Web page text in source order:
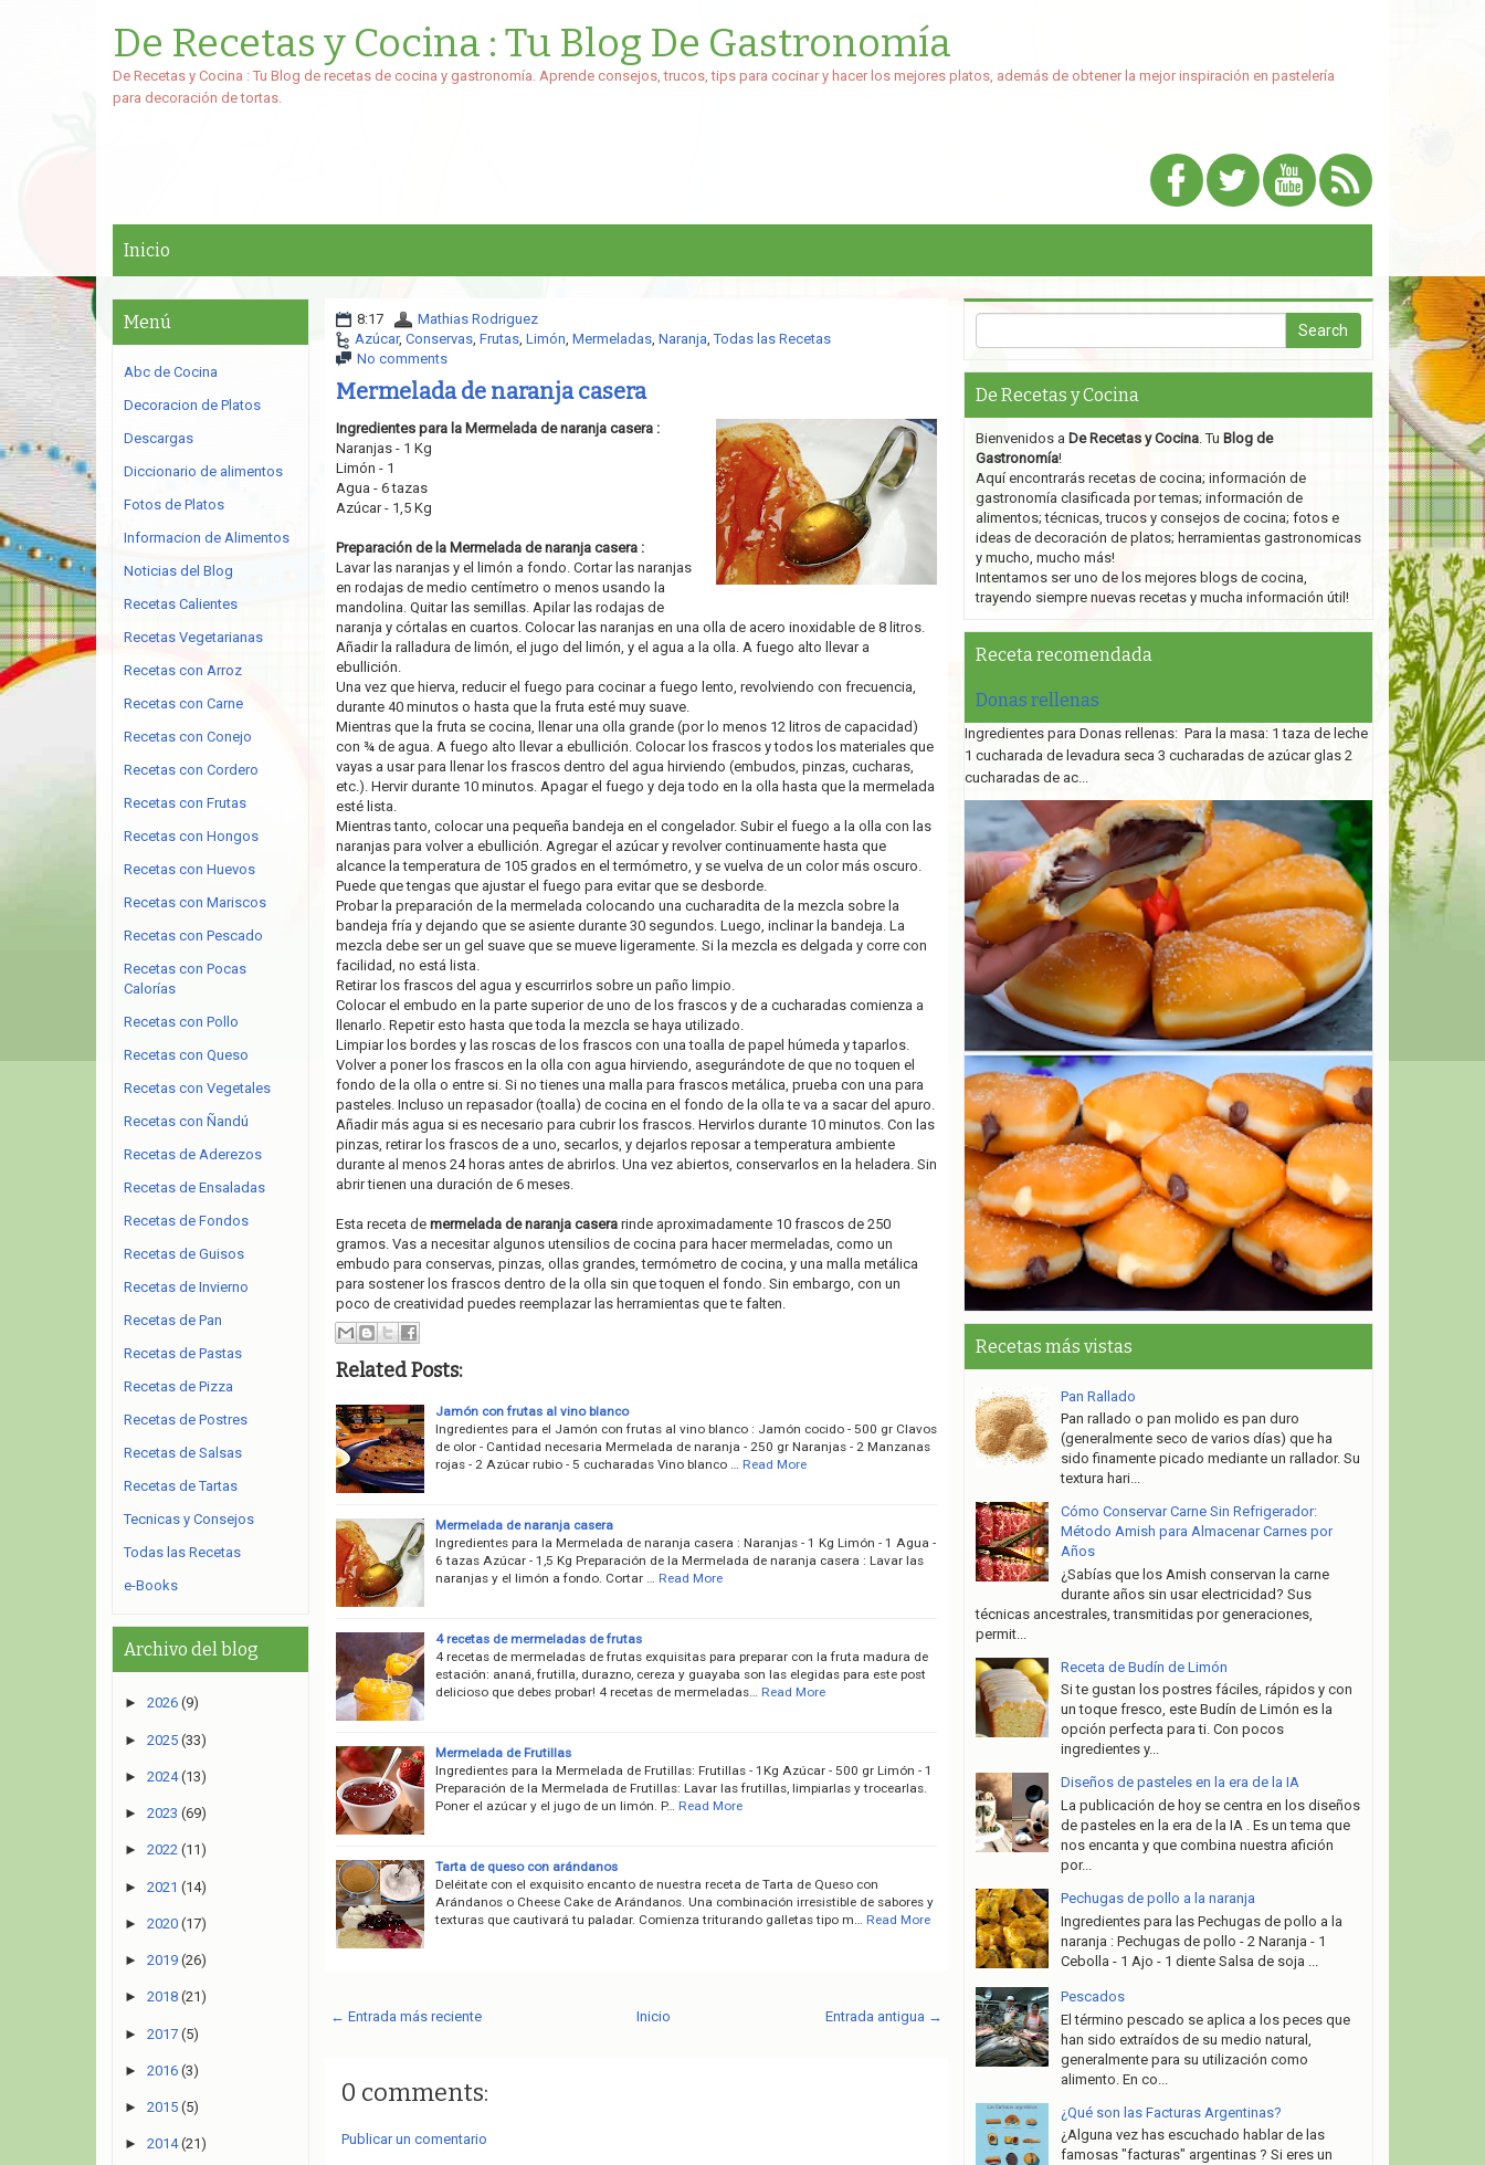
De Recetas y Cocina : Tu Blog De Gastronomía
De Recetas y Cocina : Tu Blog de recetas de cocina y gastronomía. Aprende consejos, trucos, tips para cocinar y hacer los mejores platos, además de obtener la mejor inspiración en pastelería
para decoración de tortas.
Inicio
8:17
Mathias Rodriguez
Azúcar, Conservas, Frutas, Limón, Mermeladas, Naranja,Todas las Recetas
No comments
Mermelada de naranja casera
Ingredientes para la Mermelada de naranja casera :
Naranjas - 1 Kg
Limón - 1
Agua - 6 tazas
Azúcar - 1,5 Kg
Preparación de la Mermelada de naranja casera :
Lavar las naranjas y el limón a fondo. Cortar las naranjas
en rodajas de medio centímetro o menos usando la
mandolina. Quitar las semillas. Apilar las rodajas de
naranja y córtalas en cuartos. Colocar las naranjas en una olla de acero inoxidable de 8 litros.
Añadir la ralladura de limón, el jugo del limón, y el agua a la olla. A fuego alto llevar a
ebullición.
Una vez que hierva, reducir el fuego para cocinar a fuego lento, revolviendo con frecuencia,
durante 40 minutos o hasta que la fruta esté muy suave.
Mientras que la fruta se cocina, llenar una olla grande (por lo menos 12 litros de capacidad)
con ¾ de agua. A fuego alto llevar a ebullición. Colocar los frascos y todos los materiales que
vayas a usar para llenar los frascos dentro del agua hirviendo (embudos, pinzas, cucharas,
etc.). Hervir durante 10 minutos. Apagar el fuego y deja todo en la olla hasta que la mermelada
esté lista.
Mientras tanto, colocar una pequeña bandeja en el congelador. Subir el fuego a la olla con las
naranjas para volver a ebullición. Agregar el azúcar y revolver continuamente hasta que
alcance la temperatura de 105 grados en el termómetro, y se vuelva de un color más oscuro.
Puede que tengas que ajustar el fuego para evitar que se desborde.
Probar la preparación de la mermelada colocando una cucharadita de la mezcla sobre la
bandeja fría y dejando que se asiente durante 30 segundos. Luego, inclinar la bandeja. La
mezcla debe ser un gel suave que se mueve ligeramente. Si la mezcla es delgada y corre con
facilidad, no está lista.
Retirar los frascos del agua y escurrirlos sobre un paño limpio.
Colocar el embudo en la parte superior de uno de los frascos y de a cucharadas comienza a
llenarlo. Repetir esto hasta que toda la mezcla se haya utilizado.
Limpiar los bordes y las roscas de los frascos con una toalla de papel húmeda y taparlos.
Volver a poner los frascos en la olla con agua hirviendo, asegurándote de que no toquen el
fondo de la olla o entre si. Si no tienes una malla para frascos metálica, prueba con una para
pasteles. Incluso un repasador (toalla) de cocina en el fondo de la olla te va a sacar del apuro.
Añadir más agua si es necesario para cubrir los frascos. Hervirlos durante 10 minutos. Con las
pinzas, retirar los frascos de a uno, secarlos, y dejarlos reposar a temperatura ambiente
durante al menos 24 horas antes de abrirlos. Una vez abiertos, conservarlos en la heladera. Sin
abrir tienen una duración de 6 meses.
Esta receta demermelada de naranja caserarinde aproximadamente 10 frascos de 250
gramos. Vas a necesitar algunos utensilios de cocina para hacer mermeladas, como un
embudo para conservas, pinzas, ollas grandes, termómetro de cocina, y una malla metálica
para sostener los frascos dentro de la olla sin que toquen el fondo. Sin embargo, con un
poco de creatividad puedes reemplazar las herramientas que te falten.
Related Posts:
Jamón con frutas al vino blanco
Ingredientes para el Jamón con frutas al vino blanco : Jamón cocido - 500 gr Clavos
de olor - Cantidad necesaria Mermelada de naranja - 250 gr Naranjas - 2 Manzanas
rojas - 2 Azúcar rubio - 5 cucharadas Vino blanco …
Read More
Mermelada de naranja casera
Ingredientes para la Mermelada de naranja casera : Naranjas - 1 Kg Limón - 1 Agua -
6 tazas Azúcar - 1,5 Kg Preparación de la Mermelada de naranja casera : Lavar las
naranjas y el limón a fondo. Cortar …
Read More
4 recetas de mermeladas de frutas
4 recetas de mermeladas de frutas exquisitas para preparar con la fruta madura de
estación: ananá, frutilla, durazno, cereza y guayaba son las elegidas para este post
delicioso que debes probar! 4 recetas de mermeladas…
Read More
Mermelada de Frutillas
Ingredientes para la Mermelada de Frutillas: Frutillas - 1Kg Azúcar - 500 gr Limón - 1
Preparación de la Mermelada de Frutillas: Lavar las frutillas, limpiarlas y trocearlas.
Poner el azúcar y el jugo de un limón. P…
Read More
Tarta de queso con arándanos
Deléitate con el exquisito encanto de nuestra receta de Tarta de Queso con
Arándanos o Cheese Cake de Arándanos. Una combinación irresistible de sabores y
texturas que cautivará tu paladar. Comienza triturando galletas tipo m…
Read More
← Entrada más reciente Entrada antigua →
Inicio
0 comments:
Publicar un comentario
Menú
Abc de Cocina
Decoracion de Platos
Descargas
Diccionario de alimentos
Fotos de Platos
Informacion de Alimentos
Noticias del Blog
Recetas Calientes
Recetas Vegetarianas
Recetas con Arroz
Recetas con Carne
Recetas con Conejo
Recetas con Cordero
Recetas con Frutas
Recetas con Hongos
Recetas con Huevos
Recetas con Mariscos
Recetas con Pescado
Recetas con Pocas
Calorías
Recetas con Pollo
Recetas con Queso
Recetas con Vegetales
Recetas con Ñandú
Recetas de Aderezos
Recetas de Ensaladas
Recetas de Fondos
Recetas de Guisos
Recetas de Invierno
Recetas de Pan
Recetas de Pastas
Recetas de Pizza
Recetas de Postres
Recetas de Salsas
Recetas de Tartas
Tecnicas y Consejos
Todas las Recetas
e-Books
Archivo del blog
► 2026 (9)
► 2025 (33)
► 2024 (13)
► 2023 (69)
► 2022 (11)
► 2021 (14)
► 2020 (17)
► 2019 (26)
► 2018 (21)
► 2017 (5)
► 2016 (3)
► 2015 (5)
► 2014 (21)
De Recetas y Cocina
Bienvenidos a De Recetas y Cocina. Tu Blog de
Gastronomía!
Aquí encontrarás recetas de cocina; información de
gastronomía clasificada por temas; información de
alimentos; técnicas, trucos y consejos de cocina; fotos e
ideas de decoración de platos; herramientas gastronomicas
y mucho, mucho más!
Intentamos ser uno de los mejores blogs de cocina,
trayendo siempre nuevas recetas y mucha información útil!
Receta recomendada
Donas rellenas
Ingredientes para Donas rellenas: Para la masa: 1 taza de leche
1 cucharada de levadura seca 3 cucharadas de azúcar glas 2
cucharadas de ac...
Recetas más vistas
Pan Rallado
Pan rallado o pan molido es pan duro
(generalmente seco de varios días) que ha
sido finamente picado mediante un rallador. Su
textura hari...
Cómo Conservar Carne Sin Refrigerador:
Método Amish para Almacenar Carnes por
Años
¿Sabías que los Amish conservan la carne
durante años sin usar electricidad? Sus
técnicas ancestrales, transmitidas por generaciones,
permit...
Receta de Budín de Limón
Si te gustan los postres fáciles, rápidos y con
un toque fresco, este Budín de Limón es la
opción perfecta para ti. Con pocos
ingredientes y...
Diseños de pasteles en la era de la IA
La publicación de hoy se centra en los diseños
de pasteles en la era de la IA . Es un tema que
nos encanta y que combina nuestra afición
por...
Pechugas de pollo a la naranja
Ingredientes para las Pechugas de pollo a la
naranja : Pechugas de pollo - 2 Naranja - 1
Cebolla - 1 Ajo - 1 diente Salsa de soja ...
Pescados
El término pescado se aplica a los peces que
han sido extraídos de su medio natural,
generalmente para su utilización como
alimento. En co...
¿Qué son las Facturas Argentinas?
¿Alguna vez has escuchado hablar de las
famosas "facturas" argentinas ? Si eres un